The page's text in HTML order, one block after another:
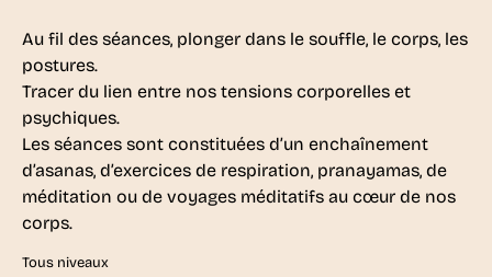
Au fil des séances, plonger dans le souffle, le corps, les
postures.
Tracer du lien entre nos tensions corporelles et
psychiques.
Les séances sont constituées d’un enchaînement
d’asanas, d’exercices de respiration, pranayamas, de
méditation ou de voyages méditatifs au cœur de nos
corps.
Tous niveaux